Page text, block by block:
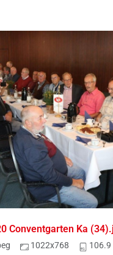
Conventgarten Ka
1022x768 106.9